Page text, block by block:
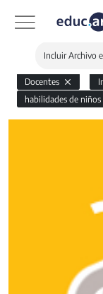
Incluir Archivo
Docentes
habilidades de niños